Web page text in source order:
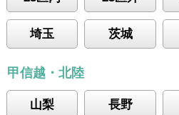
埼玉 茨城
甲信越・北陸
山梨 長野